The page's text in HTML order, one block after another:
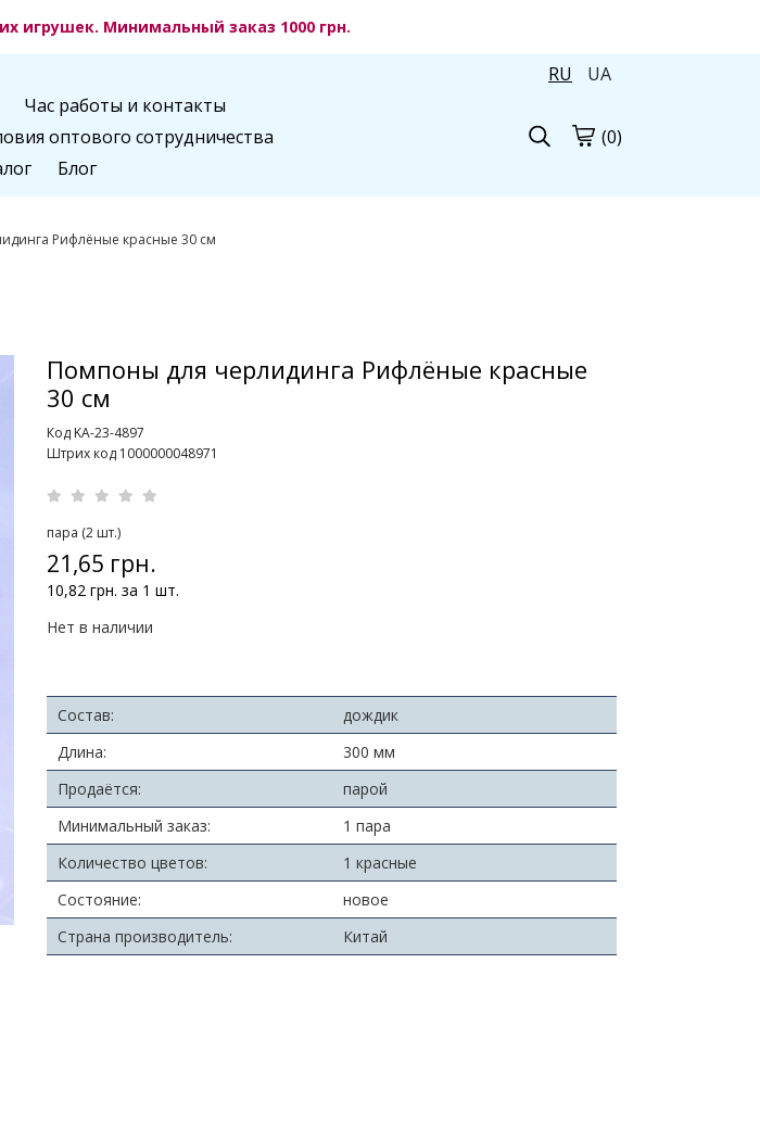
игрушек. Минимальный заказ 1000 грн.
RU
UA
Час работы и контакты
оптового сотрудничества
Блог
(0)
Рифлёные красные 30 см
Помпоны для черлидинга Рифлёные красные
30 см
Код KA-23-4897
Штрих код 1000000048971
пара (2 шт.)
21,65 грн.
10,82 грн. за 1 шт.
Нет в наличии
Состав:
дождик
Длина:
300 мм
Продаётся:
парой
Минимальный заказ:
1 пара
Количество цветов:
1 красные
Состояние:
новое
Страна производитель:
Китай